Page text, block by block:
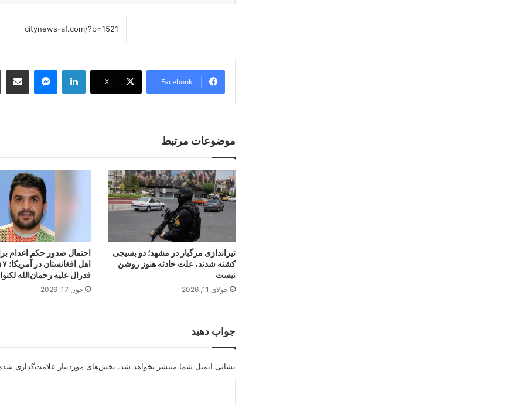
Facebook
X
LinkedIn
موضوعات مرتبط
تیراندازی مرگبار در مشهد؛ دو بسیجی
کشته شدند، علت حادثه هنوز روشن
نیست
جولای 11, 2026
احتمال صدور حکم اعدام
فدرال علیه رحمان‌الله
جون 17, 2026
جواب دهید
نشانی ایمیل شما منتشر نخواهد شد. بخش‌های موردنیاز علامت‌گذاری